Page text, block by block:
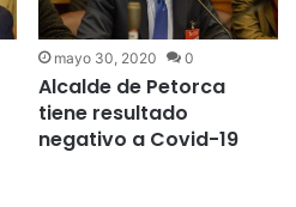
mayo 30, 2020 0
Alcalde de Petorca
tiene resultado
negativo a Covid-19